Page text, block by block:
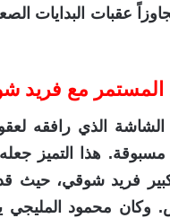
عقبات البدايات
مع فريد
الذي رافقه
هذا التميز جعله
فريد شوقي، حيث
وكان محمود المليجي